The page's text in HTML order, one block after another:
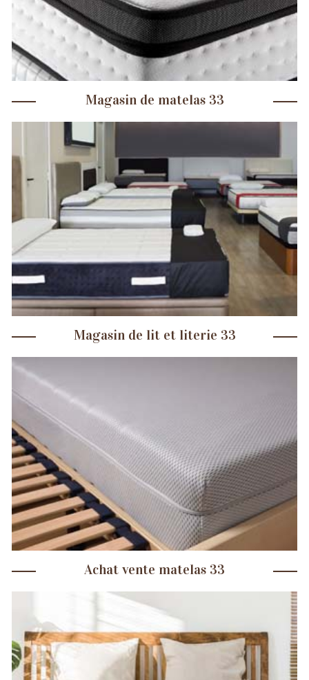
Magasin de matelas 33
Magasin de lit et literie 33
Achat vente matelas 33